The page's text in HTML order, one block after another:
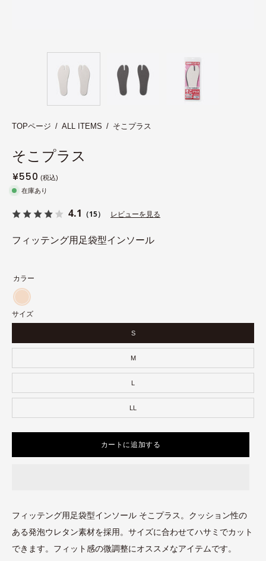
TOPページ / ALL ITEMS / そこプラス
そこプラス
¥550
在庫あり
4.1 （15） レビューを見る
フィッテング用足袋型インソール
サイズ
S
M
L
LL
カラー
ア
イ
リ
カートに追加する
フィッテング用足袋型インソール そこプラス。クッション性の
ある発泡ウレタン素材を採用。サイズに合わせてハサミでカット
できます。フィット感の微調整にオススメなアイテムです。